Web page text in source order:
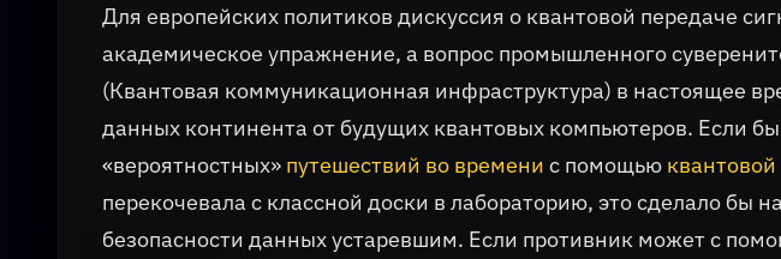
Для европейских политиков дискуссия о квантовой передаче
академическое упражнение, а вопрос промышленного
(Квантовая коммуникационная инфраструктура) в настоящее
данных континента от будущих квантовых компьютеров. Если
«вероятностных» путешествий во времени с помощью квантовой
перекочевала с классной доски в лабораторию, это сделало
безопасности данных устаревшим. Если противник может с